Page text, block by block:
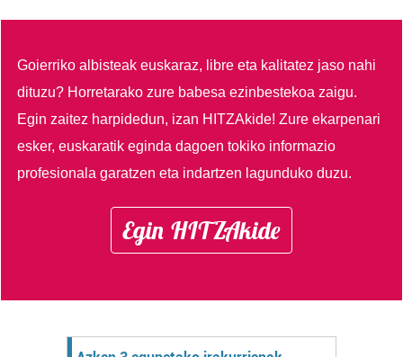
Goierriko albisteak euskaraz, libre eta kalitatez jaso nahi
dituzu? Horretarako zure babesa ezinbestekoa zaigu.
Egin zaitez harpidedun, izan HITZAkide!Zure ekarpenari
esker, euskaratik eginda dagoen tokiko informazio
profesionala garatzen eta indartzen lagunduko duzu.
Egin HITZAkide